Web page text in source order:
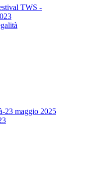
TWS -
23 maggio 2025